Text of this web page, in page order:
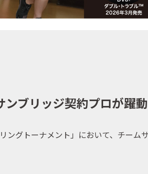
ブリッジ契約プロが躍動
グトーナメント」において、チーム